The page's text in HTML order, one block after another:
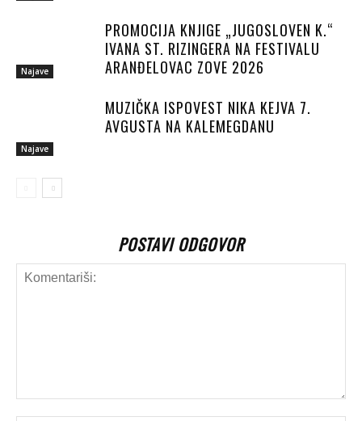
Najave
PROMOCIJA KNJIGE „JUGOSLOVEN K.“
IVANA ST. RIZINGERA NA FESTIVALU
ARANĐELOVAC ZOVE 2026
Najave
MUZIČKA ISPOVEST NIKA KEJVA 7.
AVGUSTA NA KALEMEGDANU
POSTAVI ODGOVOR